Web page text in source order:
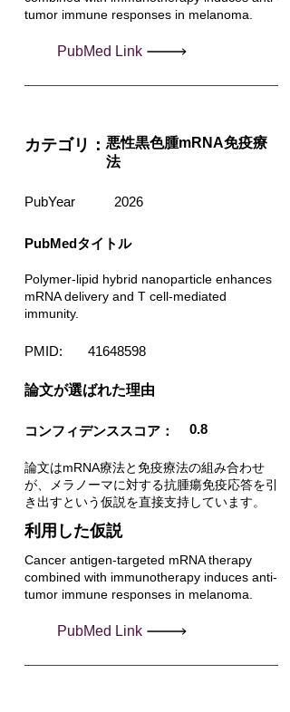
tumor immune responses in melanoma.
PubMed Link
カテゴリ： 悪性黒色腫mRNA免疫療
法
PubYear 2026
PubMedタイトル
Polymer-lipid hybrid nanoparticle enhances
mRNA delivery and T cell-mediated
immunity.
PMID: 41648598
​論文が選ばれた理由
コンフィデンススコア： 0.8
論文はmRNA療法と免疫療法の組み合わせ
が、メラノーマに対する抗腫瘍免疫応答を引
き出すという仮説を直接支持しています。
利用した仮説
Cancer antigen-targeted mRNA therapy
combined with immunotherapy induces anti-
tumor immune responses in melanoma.
PubMed Link